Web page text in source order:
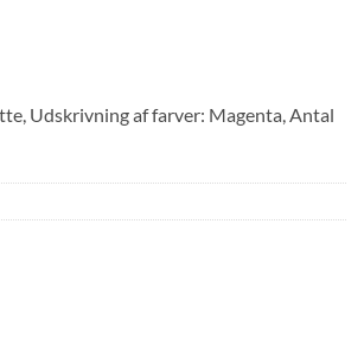
Udskrivning af farver: Magenta, Antal